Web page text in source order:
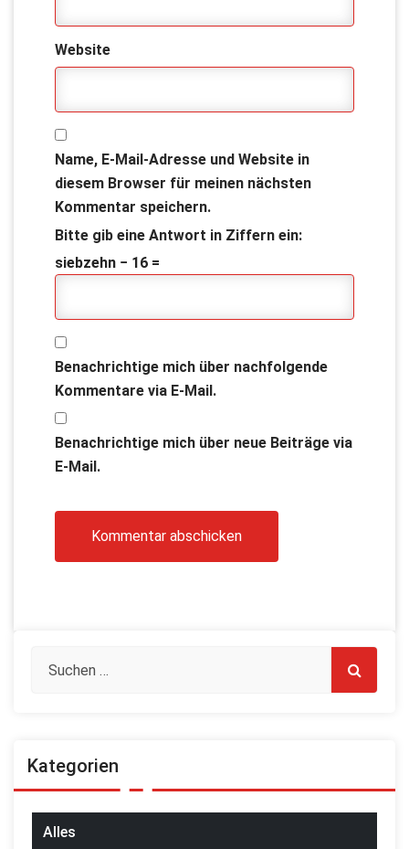
Website
Name, E-Mail-Adresse und Website in
diesem Browser für meinen nächsten
Kommentar speichern.
Bitte gib eine Antwort in Ziffern ein:
siebzehn − 16 =
Benachrichtige mich über nachfolgende
Kommentare via E-Mail.
Benachrichtige mich über neue Beiträge via
E-Mail.
Kategorien
Alles